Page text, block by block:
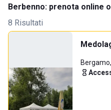
Berbenno: prenota online
8 Risultati